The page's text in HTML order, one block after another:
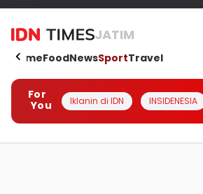
JATIM
HomeFoodNewsSportTravel
For
You
Iklanin di IDN INSIDENESIA